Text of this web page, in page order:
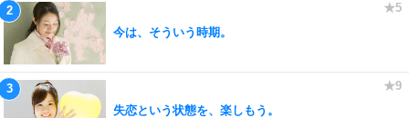
今は、そういう時期。
失恋という状態を、楽しもう。